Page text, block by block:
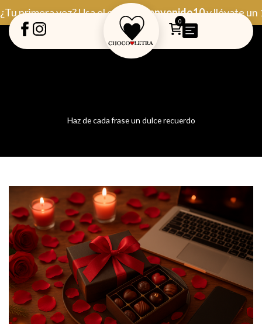
al
contenido
¿Tu primera vez? Usa el código Bienvenido10y llévate un
0
Haz de cada frase un dulce recuerdo